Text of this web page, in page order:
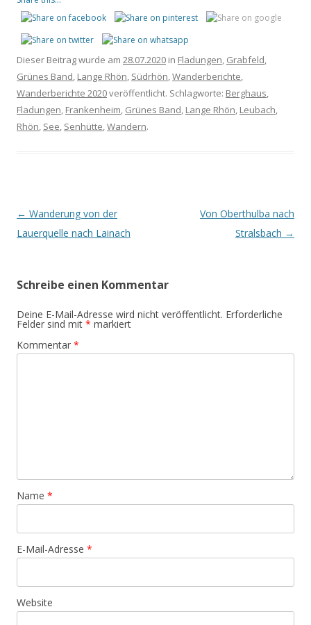
Dieser Beitrag wurde am 28.07.2020 in Fladungen, Grabfeld,
Grünes Band, Lange Rhön, Südrhön,Wanderberichte,
Wanderberichte 2020veröffentlicht. Schlagworte: Berghaus,
Fladungen, Frankenheim, Grünes Band, Lange Rhön, Leubach,
Rhön, See, Senhütte,Wandern.
Beitrags-
Navigation
← Wanderung von der
Lauerquelle nach Lainach
Von Oberthulba nach
Stralsbach →
Schreibe einen Kommentar
Deine E-Mail-Adresse wird nicht veröffentlicht. Erforderliche
Felder sind mit * markiert
Kommentar *
Name *
E-Mail-Adresse *
Website